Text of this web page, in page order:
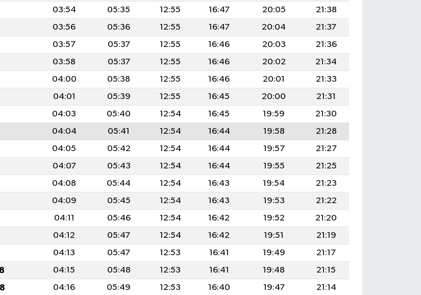
03:54 05:35 12:55 16:47 20:05
21:38
03:56 05:36 12:55 16:47 20:04
21:37
03:57 05:37 12:55 16:46 20:03
21:36
03:58 05:37 12:55 16:46 20:02
21:34
04:00 05:38 12:55 16:46 20:01
21:33
04:01 05:39 12:55 16:45 20:00
21:31
04:03 05:40 12:54 16:45 19:59
21:30
04:04 05:41 12:54 16:44 19:58
21:28
04:05 05:42 12:54 16:44 19:57
21:27
04:07 05:43 12:54 16:44 19:55
21:25
04:08 05:44 12:54 16:43 19:54
21:23
04:09 05:45 12:54 16:43 19:53
21:22
04:11 05:46 12:54 16:42 19:52
21:20
04:12 05:47 12:54 16:42 19:51
21:19
04:13 05:47 12:53 16:41 19:49
21:17
04:15 05:48 12:53 16:41 19:48
21:15
04:16 05:49 12:53 16:40 19:47
21:14